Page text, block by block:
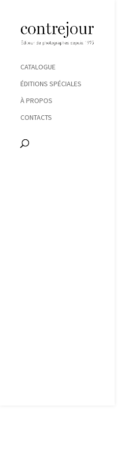
CATALOGUE
ÉDITIONS SPÉCIALES
À PROPOS
CONTACTS